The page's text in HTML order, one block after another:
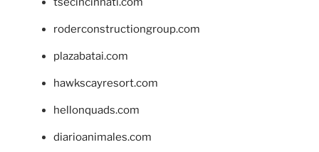
roderconstructiongroup.com
plazabatai.com
hawkscayresort.com
hellonquads.com
diarioanimales.com